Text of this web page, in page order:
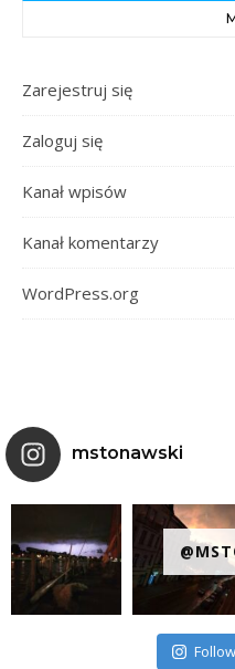
Zarejestruj się
Zaloguj się
Kanał wpisów
Kanał komentarzy
WordPress.org
mstonawski